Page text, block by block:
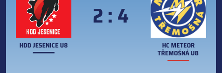
HDD JESENICE U8
2 : 4
HC METEOR
TŘEMOŠNÁ U8